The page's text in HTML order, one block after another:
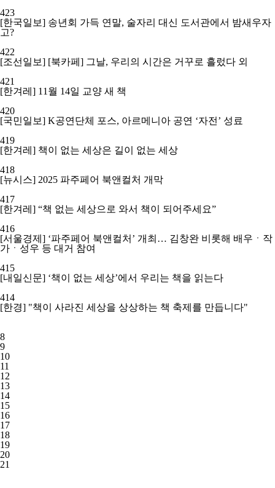
423
[한국일보] 송년회 가득 연말, 술자리 대신 도서관에서 밤새우자
고?
422
[조선일보] [북카페] 그날, 우리의 시간은 거꾸로 흘렀다 외
421
[한겨레] 11월 14일 교양 새 책
420
[국민일보] K공연단체 포스, 아르메니아 공연 ‘자전’ 성료
419
[한겨레] 책이 없는 세상은 길이 없는 세상
418
[뉴시스] 2025 파주페어 북앤컬처 개막
417
[한겨레] “책 없는 세상으로 와서 책이 되어주세요”
416
[서울경제] ‘파주페어 북앤컬처’ 개최… 김창완 비롯해 배우ㆍ작
가ㆍ성우 등 대거 참여
415
[내일신문] ‘책이 없는 세상’에서 우리는 책을 읽는다
414
[한경] "책이 사라진 세상을 상상하는 책 축제를 만듭니다"
8
9
10
11
12
13
14
15
16
17
18
19
20
21